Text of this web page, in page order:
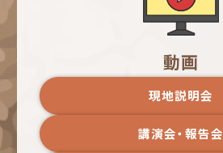
動画
現地説明会
講演会・報告会